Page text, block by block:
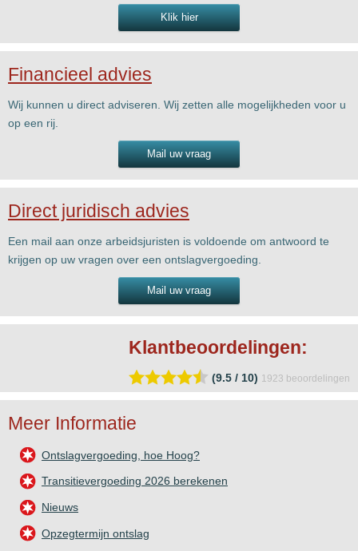
Klik hier
Financieel advies
Wij kunnen u direct adviseren. Wij zetten alle mogelijkheden voor u
op een rij.
Mail uw vraag
Direct juridisch advies
Een mail aan onze arbeidsjuristen is voldoende om antwoord te
krijgen op uw vragen over een ontslagvergoeding.
Mail uw vraag
Klantbeoordelingen:
(9.5 / 10) 1923 beoordelingen
Meer Informatie
Ontslagvergoeding, hoe Hoog?
Transitievergoeding 2026 berekenen
Nieuws
Opzegtermijn ontslag